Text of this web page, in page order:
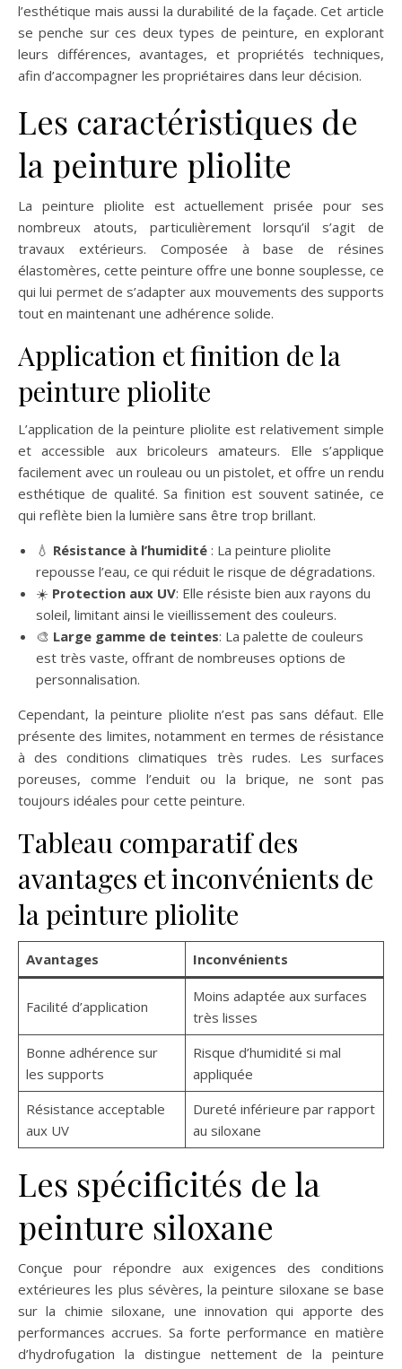
l’esthétique mais aussi la durabilité de la façade. Cet article
se penche sur ces deux types de peinture, en explorant
leurs différences, avantages, et propriétés techniques,
afin d’accompagner les propriétaires dans leur décision.
Les caractéristiques de
la peinture pliolite
La peinture pliolite est actuellement prisée pour ses
nombreux atouts, particulièrement lorsqu’il s’agit de
travaux extérieurs. Composée à base de résines
élastomères, cette peinture offre une bonne souplesse, ce
qui lui permet de s’adapter aux mouvements des supports
tout en maintenant une adhérence solide.
Application et finition de la
peinture pliolite
L’application de la peinture pliolite est relativement simple
et accessible aux bricoleurs amateurs. Elle s’applique
facilement avec un rouleau ou un pistolet, et offre un rendu
esthétique de qualité. Sa finition est souvent satinée, ce
qui reflète bien la lumière sans être trop brillant.
💧 Résistance à l’humidité : La peinture pliolite
repousse l’eau, ce qui réduit le risque de dégradations.
☀️ Protection aux UV: Elle résiste bien aux rayons du
soleil, limitant ainsi le vieillissement des couleurs.
🎨 Large gamme de teintes: La palette de couleurs
est très vaste, offrant de nombreuses options de
personnalisation.
Cependant, la peinture pliolite n’est pas sans défaut. Elle
présente des limites, notamment en termes de résistance
à des conditions climatiques très rudes. Les surfaces
poreuses, comme l’enduit ou la brique, ne sont pas
toujours idéales pour cette peinture.
Tableau comparatif des
avantages et inconvénients de
la peinture pliolite
Avantages Inconvénients
Facilité d’application
Moins adaptée aux surfaces
très lisses
Bonne adhérence sur
les supports
Risque d’humidité si mal
appliquée
Résistance acceptable
aux UV
Dureté inférieure par rapport
au siloxane
Les spécificités de la
peinture siloxane
Conçue pour répondre aux exigences des conditions
extérieures les plus sévères, la peinture siloxane se base
sur la chimie siloxane, une innovation qui apporte des
performances accrues. Sa forte performance en matière
d’hydrofugation la distingue nettement de la peinture